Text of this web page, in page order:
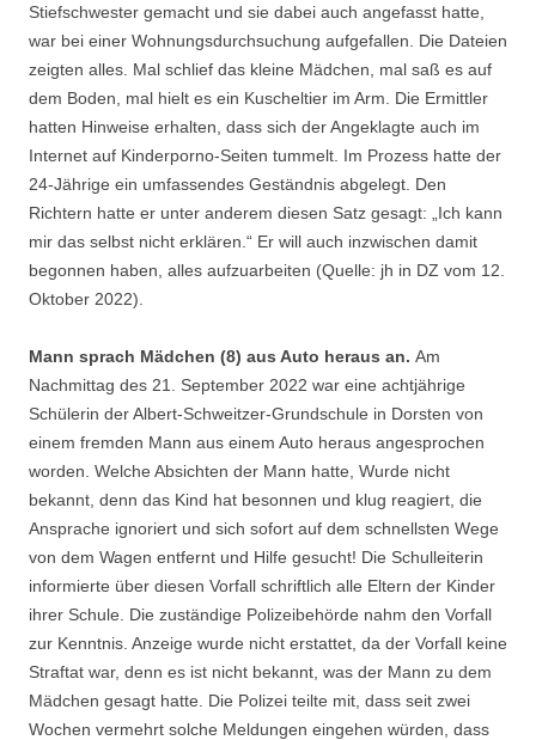
Stiefschwester gemacht und sie dabei auch angefasst hatte,
war bei einer Wohnungsdurchsuchung aufgefallen. Die Dateien
zeigten alles. Mal schlief das kleine Mädchen, mal saß es auf
dem Boden, mal hielt es ein Kuscheltier im Arm. Die Ermittler
hatten Hinweise erhalten, dass sich der Angeklagte auch im
Internet auf Kinderporno-Seiten tummelt. Im Prozess hatte der
24-Jährige ein umfassendes Geständnis abgelegt. Den
Richtern hatte er unter anderem diesen Satz gesagt: „Ich kann
mir das selbst nicht erklären.“ Er will auch inzwischen damit
begonnen haben, alles aufzuarbeiten (Quelle: jh in DZ vom 12.
Oktober 2022).
Mann sprach Mädchen (8) aus Auto heraus an. Am
Nachmittag des 21. September 2022 war eine achtjährige
Schülerin der Albert-Schweitzer-Grundschule in Dorsten von
einem fremden Mann aus einem Auto heraus angesprochen
worden. Welche Absichten der Mann hatte, Wurde nicht
bekannt, denn das Kind hat besonnen und klug reagiert, die
Ansprache ignoriert und sich sofort auf dem schnellsten Wege
von dem Wagen entfernt und Hilfe gesucht! Die Schulleiterin
informierte über diesen Vorfall schriftlich alle Eltern der Kinder
ihrer Schule. Die zuständige Polizeibehörde nahm den Vorfall
zur Kenntnis. Anzeige wurde nicht erstattet, da der Vorfall keine
Straftat war, denn es ist nicht bekannt, was der Mann zu dem
Mädchen gesagt hatte. Die Polizei teilte mit, dass seit zwei
Wochen vermehrt solche Meldungen eingehen würden, dass